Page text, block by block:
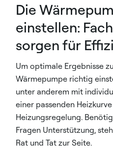
Die
einstellen:
sorgen für
Um optimale Ergebnisse
Wärmepumpe richtig
unter anderem mit
einer passenden
Heizungsregelung.
Fragen Unterstützung,
Rat und Tat zur Seite.